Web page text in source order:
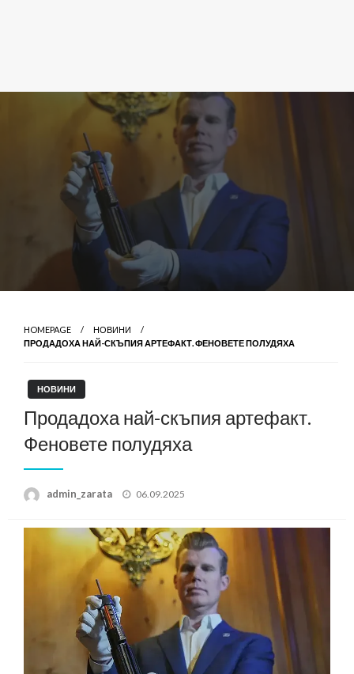
HOMEPAGE
НОВИНИ
ПРОДАДОХА НАЙ-СКЪПИЯ АРТЕФАКТ. ФЕНОВЕТЕ ПОЛУДЯХА
НОВИНИ
Продадоха най-скъпия артефакт.
Феновете полудяха
admin_zarata
Posted
06.09.2025